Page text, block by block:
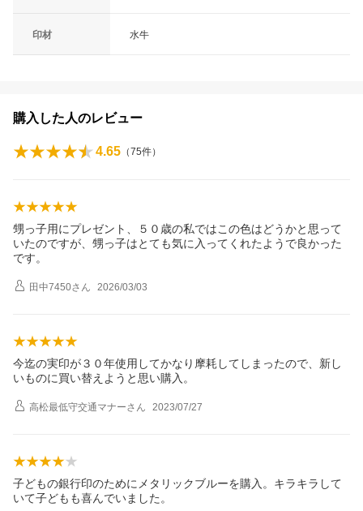
印材 水牛
購入した人のレビュー
4.65 （75件）
甥っ子用にプレゼント、５０歳の私ではこの色はどうかと思って
いたのですが、甥っ子はとても気に入ってくれたようで良かった
です。
田中7450さん 2026/03/03
今迄の実印が３０年使用してかなり摩耗してしまったので、新し
いものに買い替えようと思い購入。
高松最低守交通マナーさん 2023/07/27
子どもの銀行印のためにメタリックブルーを購入。キラキラして
いて子どもも喜んでいました。